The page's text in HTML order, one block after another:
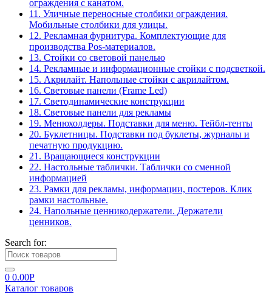
ограждения с канатом.
11. Уличные переносные столбики ограждения.
Мобильные столбики для улицы.
12. Рекламная фурнитура. Комплектующие для
производства Pos-материалов.
13. Стойки со световой панелью
14. Рекламные и информационные стойки с подсветкой.
15. Акрилайт. Напольные стойки с акрилайтом.
16. Световые панели (Frame Led)
17. Светодинамические конструкции
18. Световые панели для рекламы
19. Менюхолдеры. Подставки для меню. Тейбл-тенты
20. Буклетницы. Подставки под буклеты, журналы и
печатную продукцию.
21. Вращающиеся конструкции
22. Настольные таблички. Таблички со сменной
информацией
23. Рамки для рекламы, информации, постеров. Клик
рамки настольные.
24. Напольные ценникодержатели. Держатели
ценников.
Search for:
0 0.00Р
Каталог товаров